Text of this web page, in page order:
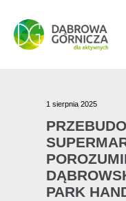
PRZEJDŹ DO
PRZEJDŹ DO
PRZEJDŹ DO
1 sierpnia 2025
PARK